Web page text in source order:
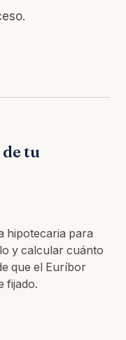
tu
hipotecaria para
y calcular cuánto
que el Euríbor
fijado.